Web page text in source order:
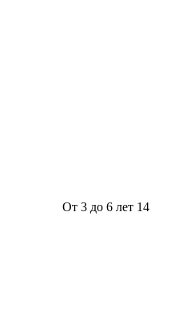
От 3 до 6 лет 14